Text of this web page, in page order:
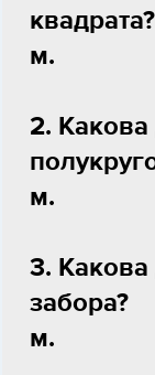
квадрата?
м.
2. Какова
м.
3. Какова
забора?
м.